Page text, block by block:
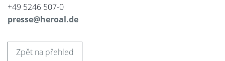
+49 5246 507-0
presse@heroal.de
Zpět na přehled